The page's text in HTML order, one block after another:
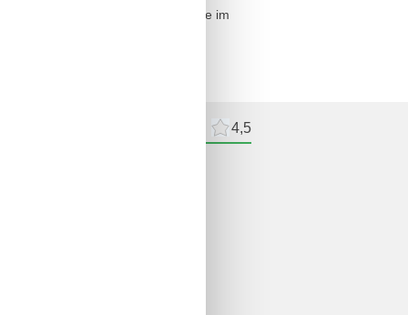
Fahrräder können Sie im
genutzt werden.
4,5